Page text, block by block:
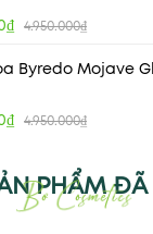
4.950.000₫
Byredo Mojave
4.950.000₫
PHẨM ĐÃ